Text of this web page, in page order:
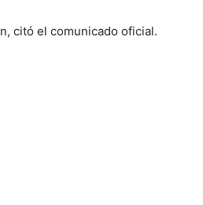
citó el comunicado oficial.